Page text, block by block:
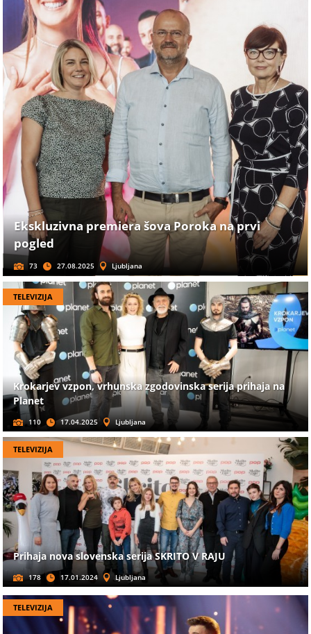
Ekskluzivna premiera šova Poroka na prvi
pogled
73 27.08.2025 Ljubljana
TELEVIZIJA
Krokarjev vzpon, vrhunska zgodovinska serija prihaja na
Planet
110 17.04.2025 Ljubljana
TELEVIZIJA
Prihaja nova slovenska serija SKRITO V RAJU
178 17.01.2024 Ljubljana
TELEVIZIJA